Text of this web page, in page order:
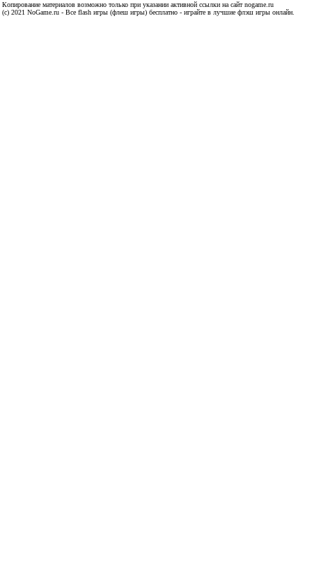
Копирование материалов возможно только при указании активной ссылки на сайт nogame.ru
(c) 2021 NoGame.ru - Все flash игры (флеш игры) бесплатно - играйте в лучшие флэш игры онлайн.